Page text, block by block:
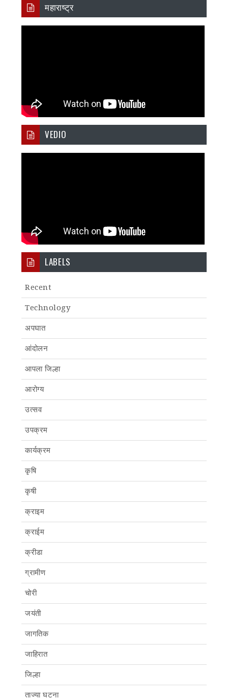
महाराष्ट्र
VEDIO
LABELS
Recent
Technology
अपघात
आंदोलन
आपला जिल्हा
आरोग्य
उत्सव
उपक्रम
कार्यक्रम
कृषि
कृषी
क्राइम
क्राईम
क्रीडा
ग्रामीण
चोरी
जयंती
जागतिक
जाहिरात
जिल्हा
ताज्या घटना